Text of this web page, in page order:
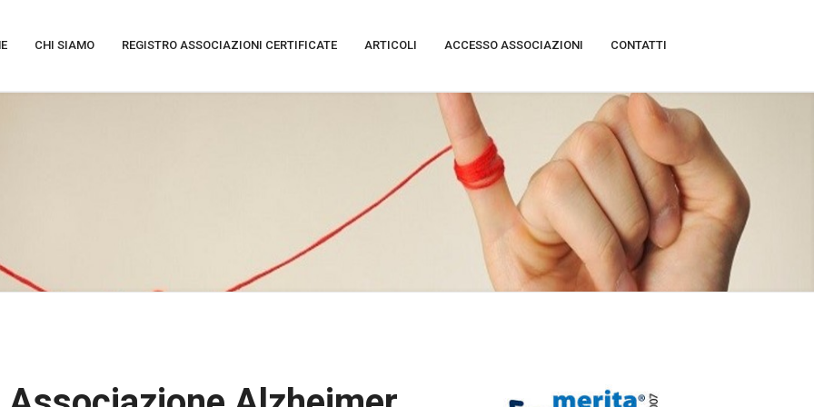
CHI SIAMO REGISTRO ASSOCIAZIONI CERTIFICATE ARTICOLI ACCESSO ASSOCIAZIONI CONTATTI